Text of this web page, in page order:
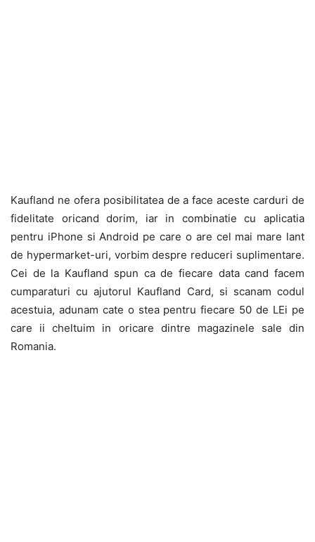
Kaufland ne ofera posibilitatea de a face aceste carduri de
fidelitate oricand dorim, iar in combinatie cu aplicatia
pentru iPhone si Android pe care o are cel mai mare lant
de hypermarket-uri, vorbim despre reduceri suplimentare.
Cei de la Kaufland spun ca de fiecare data cand facem
cumparaturi cu ajutorul Kaufland Card, si scanam codul
acestuia, adunam cate o stea pentru fiecare 50 de LEi pe
care ii cheltuim in oricare dintre magazinele sale din
Romania.